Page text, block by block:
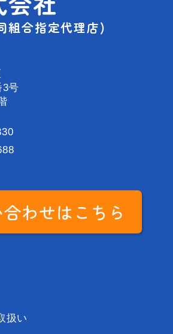
組合指定代理店)
号
わせはこちら
扱い